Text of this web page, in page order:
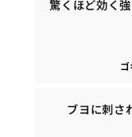
驚くほど効く
ゴ
ブヨに刺さ